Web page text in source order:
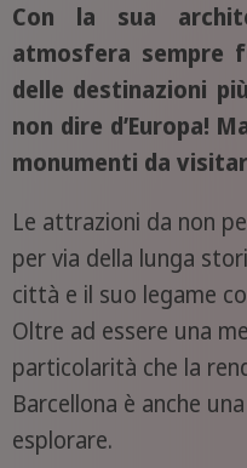
Con la sua
atmosfera sempre
delle destinazioni
non dire d’Europa!
monumenti da
Le attrazioni da non
per via della lunga
città e il suo legame
Oltre ad essere una
particolarità che la
Barcellona è anche
esplorare.